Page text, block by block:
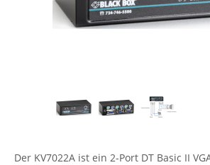
Energiemessung
Energieverteilung
IP, WLAN & GSM Sensorik
IoT - Internet of Things
Wi-Fi - WLAN - Wireless
Serverräume
RMA / Rücksendung / Support
Comet System
Enginko - mcf88
Der KV7022A ist ein 2-Port DT Basic II